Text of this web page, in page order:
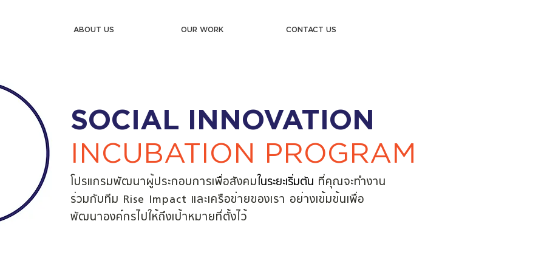
ABOUT US OUR WORK CONTACT US
SOCIAL INNOVATION
INCUBATION PROGRAM
โปรแกรมพัฒนาผู้ประกอบการเพื่อสังคมในระยะเริ่มต้น ที่คุณจะทำงาน
ร่วมกับทีม Rise Impact และเครือข่่ายของเรา อย่างเข้มข้นเพื่อ
พัฒนาองค์กรไปให้ถึงเป้าหมายที่ตั้งไว้